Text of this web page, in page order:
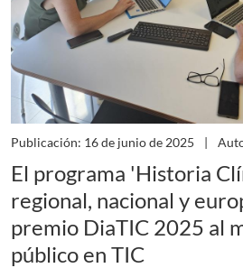
Publicación: 16 de junio de 2025
El programa 'Historia
regional, nacional y
premio DiaTIC 2025 al
público en TIC